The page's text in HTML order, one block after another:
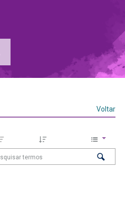
Voltar